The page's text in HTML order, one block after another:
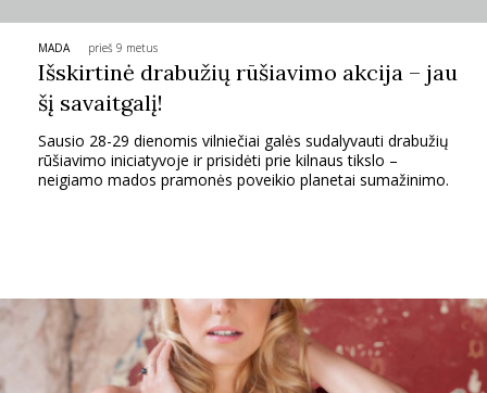
MENAS
ORAI
ĮDOMYBĖS
KNYGOS
INTERJERAS
MADA prieš 9 metus
Išskirtinė drabužių rūšiavimo akcija – jau
šį savaitgalį!
Sausio 28-29 dienomis vilniečiai galės sudalyvauti drabužių
rūšiavimo iniciatyvoje ir prisidėti prie kilnaus tikslo –
neigiamo mados pramonės poveikio planetai sumažinimo.